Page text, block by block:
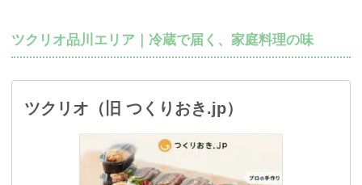
ツクリオ品川エリア｜冷蔵で届く、家庭料理の味
ツクリオ（旧 つくりおき.jp）